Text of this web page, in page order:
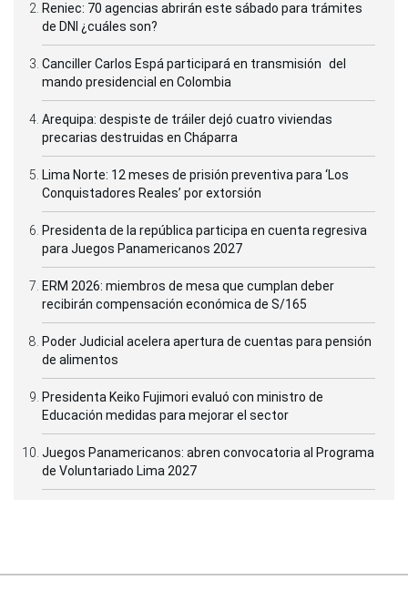
Reniec: 70 agencias abrirán este sábado para trámites
de DNI ¿cuáles son?
Canciller Carlos Espá participará en transmisión del
mando presidencial en Colombia
Arequipa: despiste de tráiler dejó cuatro viviendas
precarias destruidas en Cháparra
Lima Norte: 12 meses de prisión preventiva para ‘Los
Conquistadores Reales’ por extorsión
Presidenta de la república participa en cuenta regresiva
para Juegos Panamericanos 2027
ERM 2026: miembros de mesa que cumplan deber
recibirán compensación económica de S/165
Poder Judicial acelera apertura de cuentas para pensión
de alimentos
Presidenta Keiko Fujimori evaluó con ministro de
Educación medidas para mejorar el sector
Juegos Panamericanos: abren convocatoria al Programa
de Voluntariado Lima 2027